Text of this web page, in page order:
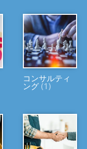
コンサルティ
ング (1)